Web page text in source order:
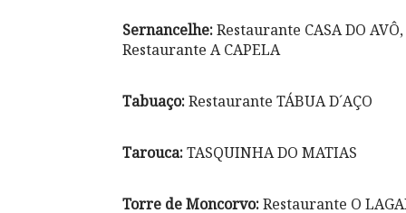
Sernancelhe:Restaurante CASA DO
Restaurante A CAPELA
Tabuaço:Restaurante TÁBUA D´AÇO
Tarouca:TASQUINHA DO MATIAS
Torre de Moncorvo:Restaurante O